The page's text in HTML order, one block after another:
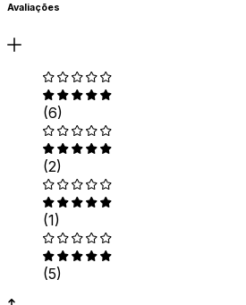
Avaliações
(6)
(2)
(1)
(5)